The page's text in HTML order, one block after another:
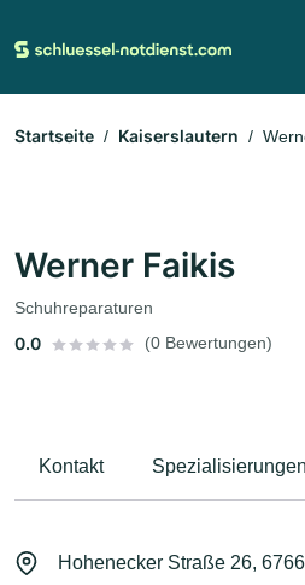
Startseite Kaiserslautern
Werner Faikis
Schuhreparaturen
0.0 (0 Bewertungen)
Kontakt Spezialisierungen
Hohenecker Straße 26,